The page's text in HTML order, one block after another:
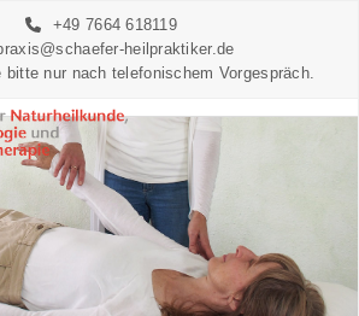
+49 7664 618119
heilpraktiker.de
bitte nur nach telefonischem Vorgespräch.